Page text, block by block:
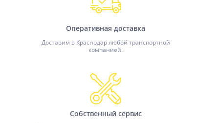
Оперативная доставка
Доставим в Краснодар любой транспортной
компанией.
Собственный сервис